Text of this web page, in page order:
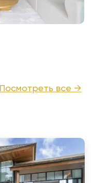
Посмотреть все →